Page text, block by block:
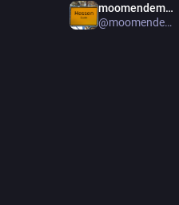
moomendemol!
@moomendemol